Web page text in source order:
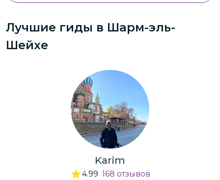
Лучшие гиды в Шарм-эль-
Шейхе
Karim
4.99 168 отзывов